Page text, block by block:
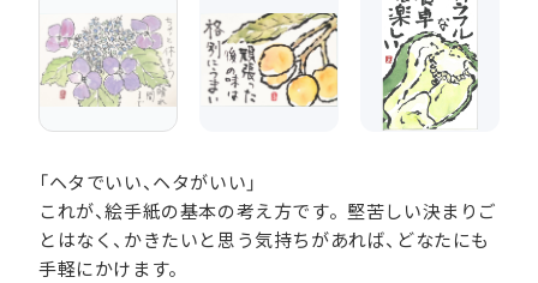
「ヘタでいい、ヘタがいい」
これが、絵手紙の基本の考え方です。堅苦しい決まりご
とはなく、かきたいと思う気持ちがあれば、どなたにも
手軽にかけます。